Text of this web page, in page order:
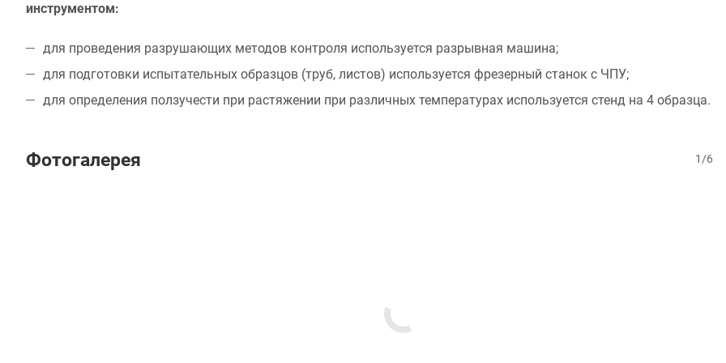
инструментом:
для проведения разрушающих методов контроля используется разрывная машина;
для подготовки испытательных образцов (труб, листов) используется фрезерный станок с ЧПУ;
для определения ползучести при растяжении при различных температурах используется стенд на 4 образца.
Фотогалерея 1/6